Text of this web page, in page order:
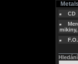
CD
Hledání